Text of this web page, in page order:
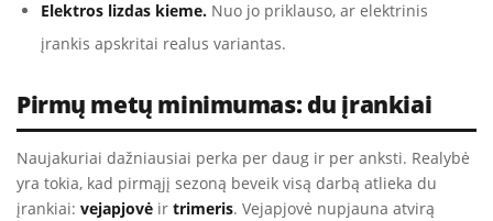
Elektros lizdas kieme. Nuo jo priklauso, ar elektrinis
įrankis apskritai realus variantas.
Pirmų metų minimumas: du įrankiai
Naujakuriai dažniausiai perka per daug ir per anksti. Realybė
yra tokia, kad pirmąjį sezoną beveik visą darbą atlieka du
įrankiai: vejapjovė ir trimeris. Vejapjovė nupjauna atvirą